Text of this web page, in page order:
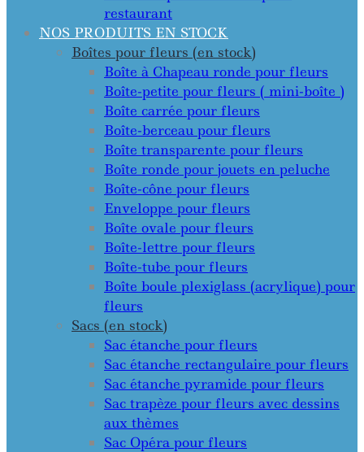
restaurant
NOS PRODUITS EN STOCK
Boîtes pour fleurs (en stock)
Boîte à Chapeau ronde pour fleurs
Boîte-petite pour fleurs ( mini-boîte )
Boîte carrée pour fleurs
Boîte-berceau pour fleurs
Boîte transparente pour fleurs
Boîte ronde pour jouets en peluche
Boîte-cône pour fleurs
Enveloppe pour fleurs
Boîte ovale pour fleurs
Boîte-lettre pour fleurs
Boîte-tube pour fleurs
Boîte boule plexiglass (acrylique) pour
fleurs
Sacs (en stock)
Sac étanche pour fleurs
Sac étanche rectangulaire pour fleurs
Sac étanche pyramide pour fleurs
Sac trapèze pour fleurs avec dessins
aux thèmes
Sac Opéra pour fleurs